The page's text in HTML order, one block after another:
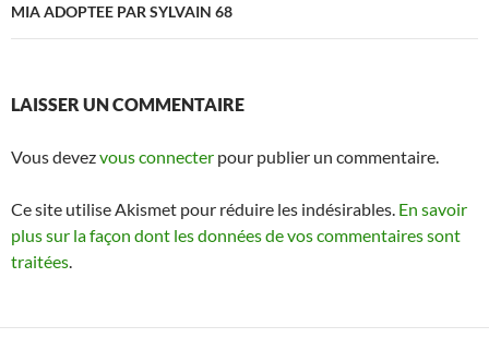
MIA ADOPTEE PAR SYLVAIN 68
LAISSER UN COMMENTAIRE
Vous devezvous connecter pour publier un commentaire.
Ce site utilise Akismet pour réduire les indésirables. En savoir
plus sur la façon dont les données de vos commentaires sont
traitées.